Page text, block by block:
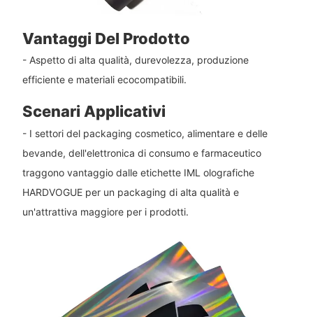
Vantaggi Del Prodotto
- Aspetto di alta qualità, durevolezza, produzione
efficiente e materiali ecocompatibili.
Scenari Applicativi
- I settori del packaging cosmetico, alimentare e delle
bevande, dell'elettronica di consumo e farmaceutico
traggono vantaggio dalle etichette IML olografiche
HARDVOGUE per un packaging di alta qualità e
un'attrattiva maggiore per i prodotti.